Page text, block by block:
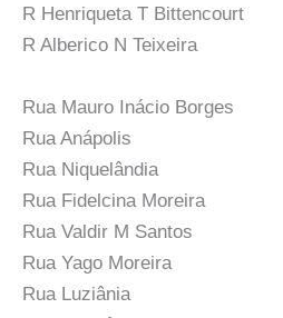
R Henriqueta T Bittencourt
R Alberico N Teixeira
Rua Mauro Inácio Borges
Rua Anápolis
Rua Niquelândia
Rua Fidelcina Moreira
Rua Valdir M Santos
Rua Yago Moreira
Rua Luziânia